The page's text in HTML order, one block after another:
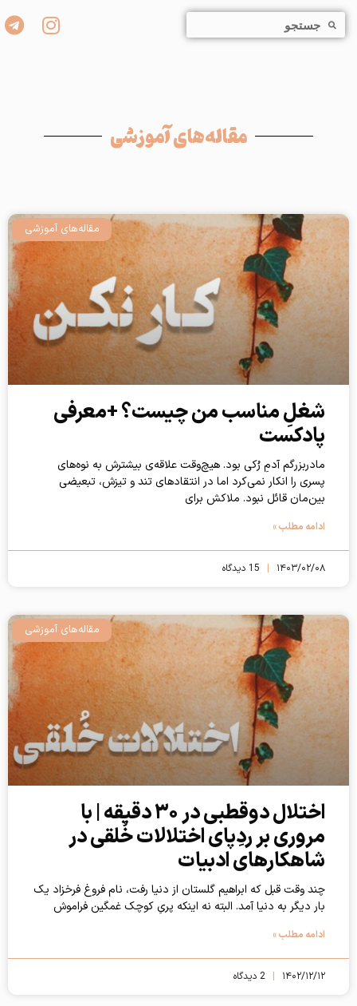
مقاله‌های آموزشی
مقاله‌های آموزشی
شغلِ مناسب من چیست؟ +معرفی
پادکست
مادربزرگم آدمِ رُکی بود. هیچ‌وقت علاقه‌ی بیشترش به نوه‌های
پسری‌ را انکار نمی‌کرد اما در انتقادهای تند و تیزش، تبعیضی
بین‌مان قائل نبود. ملاکش برای
ادامه مطلب »
۱۴۰۳/۰۲/۰۸
مقاله‌های آموزشی
اختلال دوقطبی در ۳۰ دقیقه | با
مروری بر ردِپای اختلالات خُلقی در
شاهکارهای ادبیات
چند وقت قبل که ابراهیم گلستان از دنیا رفت، نام فروغ فرخزاد یک
بار دیگر به دنیا آمد. البته نه اینکه پریِ کوچک غمگین فراموش
ادامه مطلب »
۱۴۰۲/۱۲/۱۲